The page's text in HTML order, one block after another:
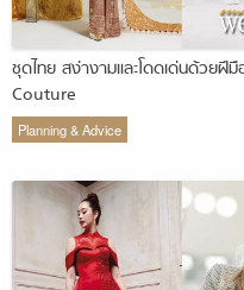
ชุดไทย สง่างามและโดดเด่นด้วยฝี
Couture
Planning & Advice